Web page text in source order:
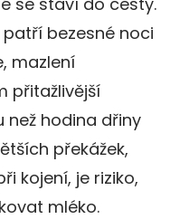
bezesné noci
mazlení
přitažlivější
hodina dřiny
překážek,
kojení, je riziko,
mléko.